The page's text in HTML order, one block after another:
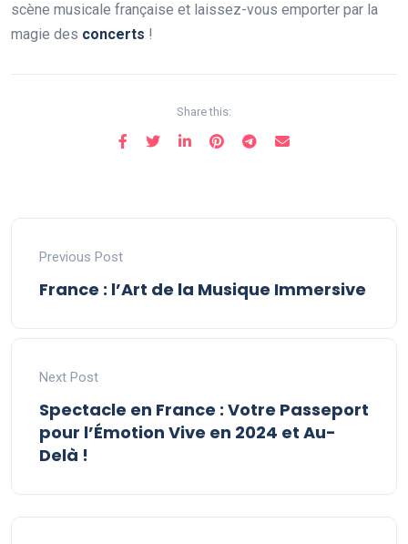
scène musicale française et laissez-vous emporter par la
magie des concerts !
Share this:
Previous Post
France : l’Art de la Musique Immersive
Next Post
Spectacle en France : Votre Passeport
pour l’Émotion Vive en 2024 et Au-
Delà !